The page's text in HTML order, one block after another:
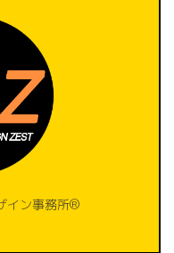
イン事務所®️